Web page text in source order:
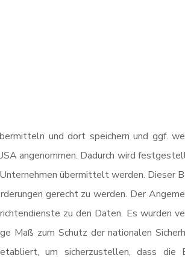
und dort speichern und ggf.
angenommen. Dadurch wird
übermittelt werden. Dieser
gerecht zu werden. Der
zu den Daten. Es wurden
Maß zum Schutz der nationalen
um sicherzustellen, dass die